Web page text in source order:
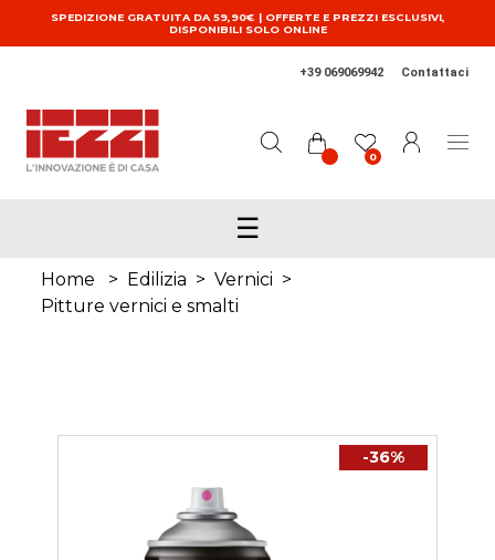
Salta al contenuto principale
SPEDIZIONE GRATUITA DA 59,90€ | OFFERTE E PREZZI ESCLUSIVI,
DISPONIBILI SOLO ONLINE
+39 069069942 Contattaci
0
☰
Home > Edilizia > Vernici >
Pitture vernici e smalti
-36%